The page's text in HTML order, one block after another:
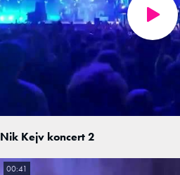
Nik Kejv koncert 2
00:41